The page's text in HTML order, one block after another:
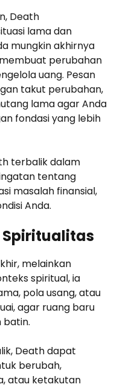
Death
lama dan
mungkin akhirnya
perubahan
uang. Pesan
takut perubahan,
lama agar Anda
fondasi yang lebih
terbalik dalam
tentang
masalah finansial,
Anda.
melainkan
spiritual, ia
pola usang, atau
agar ruang baru
Death dapat
berubah,
atau ketakutan